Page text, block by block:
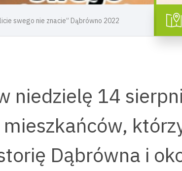
swego nie znacie” Dąbrówno 2022
niedzielę 14
Dąbrówna i